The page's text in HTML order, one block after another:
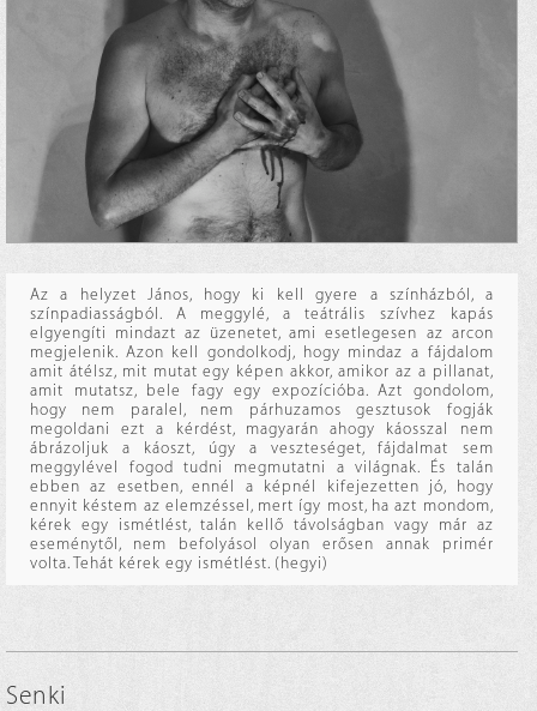
Az a helyzet János, hogy ki kell gyere a színházból, a
színpadiasságból. A meggylé, a teátrális szívhez kapás
elgyengíti mindazt az üzenetet, ami esetlegesen az arcon
megjelenik. Azon kell gondolkodj, hogy mindaz a fájdalom
amit átélsz, mit mutat egy képen akkor, amikor az a pillanat,
amit mutatsz, bele fagy egy expozícióba. Azt gondolom,
hogy nem paralel, nem párhuzamos gesztusok fogják
megoldani ezt a kérdést, magyarán ahogy káosszal nem
ábrázoljuk a káoszt, úgy a veszteséget, fájdalmat sem
meggylével fogod tudni megmutatni a világnak. És talán
ebben az esetben, ennél a képnél kifejezetten jó, hogy
ennyit késtem az elemzéssel, mert így most, ha azt mondom,
kérek egy ismétlést, talán kellő távolságban vagy már az
eseménytől, nem befolyásol olyan erősen annak primér
volta. Tehát kérek egy ismétlést. (hegyi)
Senki